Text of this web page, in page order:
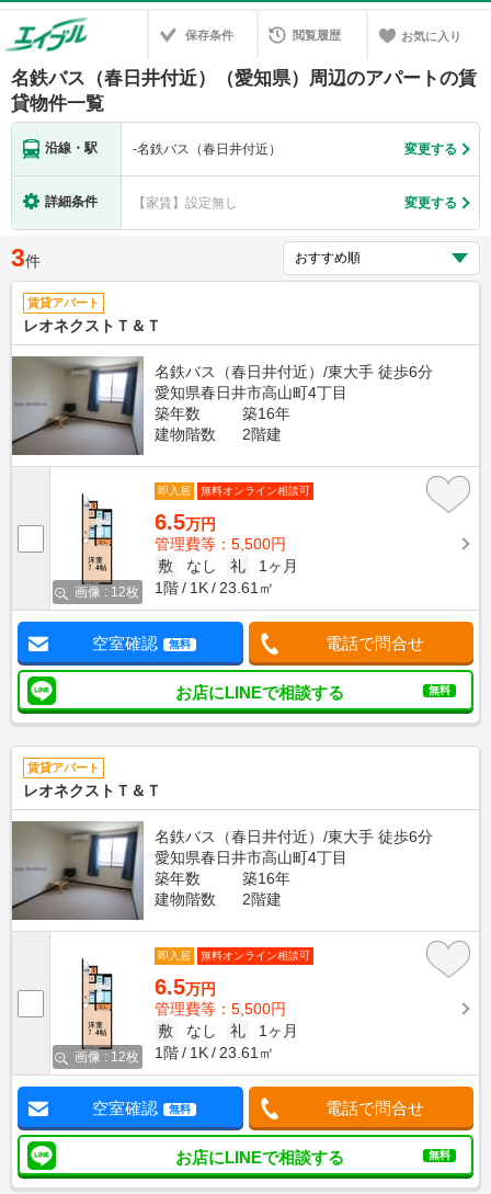
保存条件 閲覧履歴 お気に入り
名鉄バス（春日井付近）（愛知県）周辺のアパートの賃
貸物件一覧
沿線・駅 -名鉄バス（春日井付近） 変更する
詳細条件 【家賃】設定無し 変更する
3件
賃貸アパート
レオネクストＴ＆Ｔ
名鉄バス（春日井付近）/東大手 徒歩6分
愛知県春日井市高山町4丁目
築年数
築16年
建物階数
2階建
画像 : 12枚
即入居 無料オンライン相談可
6.5万円
管理費等：5,500円
敷
なし 礼
1ヶ月
1階
1K 23.61㎡
空室確認 無料 電話で問合せ
お店にLINEで相談する 無料
賃貸アパート
レオネクストＴ＆Ｔ
名鉄バス（春日井付近）/東大手 徒歩6分
愛知県春日井市高山町4丁目
築年数
築16年
建物階数
2階建
画像 : 12枚
即入居 無料オンライン相談可
6.5万円
管理費等：5,500円
敷
なし 礼
1ヶ月
1階
1K 23.61㎡
空室確認 無料 電話で問合せ
お店にLINEで相談する 無料